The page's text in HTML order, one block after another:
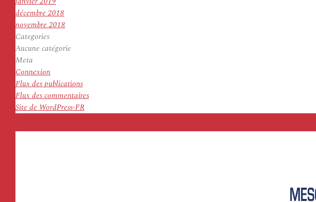
décembre 2018
novembre 2018
Categories
Aucune catégorie
Meta
Connexion
Flux des publications
Flux des commentaires
Site de WordPress-FR